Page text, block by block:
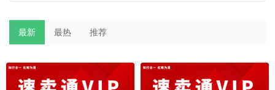
最新 最热 推荐